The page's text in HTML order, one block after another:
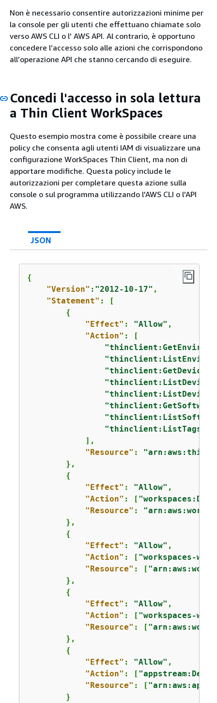
Non è necessario consentire autorizzazioni minime per
la console per gli utenti che effettuano chiamate solo
verso AWS CLI o l' AWS API. Al contrario, è opportuno
concedere l’accesso solo alle azioni che corrispondono
all’operazione API che stanno cercando di eseguire.
Concedi l'accesso in sola lettura
a Thin Client WorkSpaces
Questo esempio mostra come è possibile creare una
policy che consenta agli utenti IAM di visualizzare una
configurazione WorkSpaces Thin Client, ma non di
apportare modifiche. Questa policy include le
autorizzazioni per completare questa azione sulla
console o sul programma utilizzando l'AWS CLI o l'API
AWS.
JSON
{
"Version" : "2012-10-17" ,
"Statement" : [
{
"Effect" : "Allow" ,
"Action" : [
"thinclient:GetDevice"
            ],
"Resource" :
        },
{
"Effect" : "Allow" ,
"Action" : [
"Resource" :
        },
{
"Effect" : "Allow" ,
"Action" : ["workspaces-
"Resource" : [
        },
{
"Effect" : "Allow" ,
"Action" : ["workspaces-
"Resource" : [
        },
{
"Effect" : "Allow" ,
"Action" : [
"Resource" : [
        }